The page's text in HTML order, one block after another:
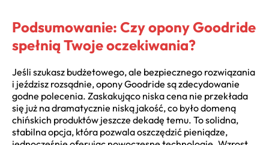
Podsumowanie: Czy opony Goodride
spełnią Twoje oczekiwania?
Jeśli szukasz budżetowego, ale bezpiecznego rozwiązania
i jeździsz rozsądnie, opony Goodride są zdecydowanie
godne polecenia. Zaskakująco niska cena nie przekłada
się już na dramatycznie niską jakość, co było domeną
chińskich produktów jeszcze dekadę temu. To solidna,
stabilna opcja, która pozwala oszczędzić pieniądze,